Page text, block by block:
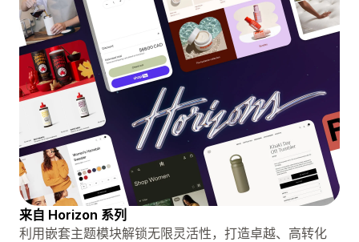
来自 Horizo​​n 系列
利用嵌套主题模块解锁无限灵活性，打造卓越、高转化